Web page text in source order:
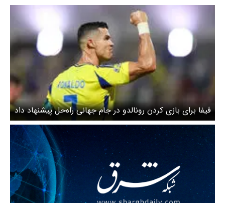
فیفا برای بازی کردن رونالدو در جام جهانی راه‌حل پیشنهاد داد